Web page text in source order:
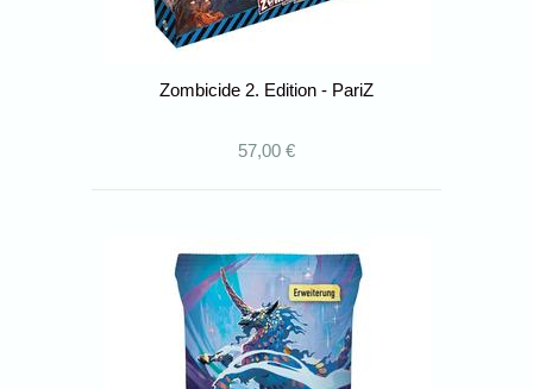
Zombicide 2. Edition - PariZ
57,00 €